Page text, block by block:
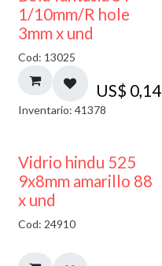
1/10mm/R hole
3mm x und
Cod: 13025
US$ 0,14
Inventario: 41378
40% DESCUENTO
Vidrio hindu 525
9x8mm amarillo 88
x und
Cod: 24910